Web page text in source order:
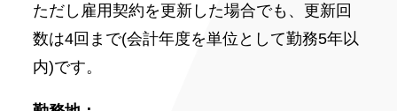
ただし雇用契約を更新した場合でも、更新回
数は4回まで(会計年度を単位として勤務5年以
内)です。